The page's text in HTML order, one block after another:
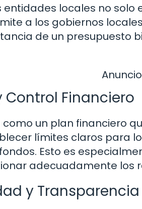
entidades locales no
a los gobiernos
de un presupuesto
Control Financiero
un plan financiero
límites claros para
Esto es
adecuadamente los
y Transparencia